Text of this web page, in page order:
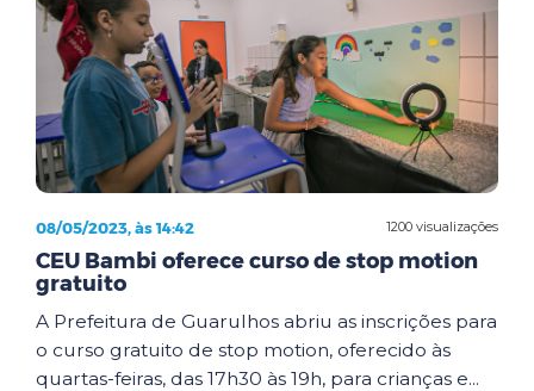
1200 visualizações
08/05/2023, às 14:42
CEU Bambi oferece curso de stop motion
gratuito
A Prefeitura de Guarulhos abriu as inscrições para
o curso gratuito de stop motion, oferecido às
quartas-feiras, das 17h30 às 19h, para crianças e...